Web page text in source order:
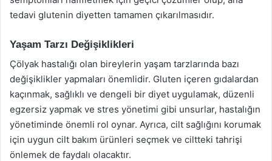
tedavi glutenin diyetten tamamen çıkarılmasıdır.
Yaşam Tarzı Değişiklikleri
Çölyak hastalığı olan bireylerin yaşam tarzlarında bazı
değişiklikler yapmaları önemlidir. Gluten içeren gıdalardan
kaçınmak, sağlıklı ve dengeli bir diyet uygulamak, düzenli
egzersiz yapmak ve stres yönetimi gibi unsurlar, hastalığın
yönetiminde önemli rol oynar. Ayrıca, cilt sağlığını korumak
için uygun cilt bakım ürünleri seçmek ve ciltteki tahrişi
önlemek de faydalı olacaktır.